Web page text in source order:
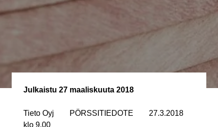
Julkaistu 27 maaliskuuta 2018
Tieto Oyj PÖRSSITIEDOTE 27.3.2018
klo 9.00